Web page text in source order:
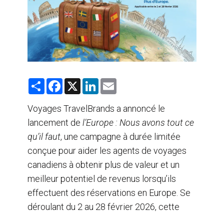
S
r
e
F
e
b
o
k
X
L
k
e
d
n
i
l
Voyages TravelBrands a annoncé le
lancement de l’Europe : Nous avons tout ce
qu’il faut, une campagne à durée limitée
conçue pour aider les agents de voyages
canadiens à obtenir plus de valeur et un
meilleur potentiel de revenus lorsqu’ils
effectuent des réservations en Europe. Se
déroulant du 2 au 28 février 2026, cette